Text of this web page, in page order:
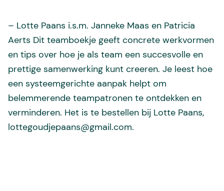
– Lotte Paans i.s.m. Janneke Maas en Patricia
Aerts Dit teamboekje geeft concrete werkvormen
en tips over hoe je als team een succesvolle en
prettige samenwerking kunt creeren. Je leest hoe
een systeemgerichte aanpak helpt om
belemmerende teampatronen te ontdekken en
verminderen. Het is te bestellen bij Lotte Paans,
lottegoudjepaans@gmail.com.